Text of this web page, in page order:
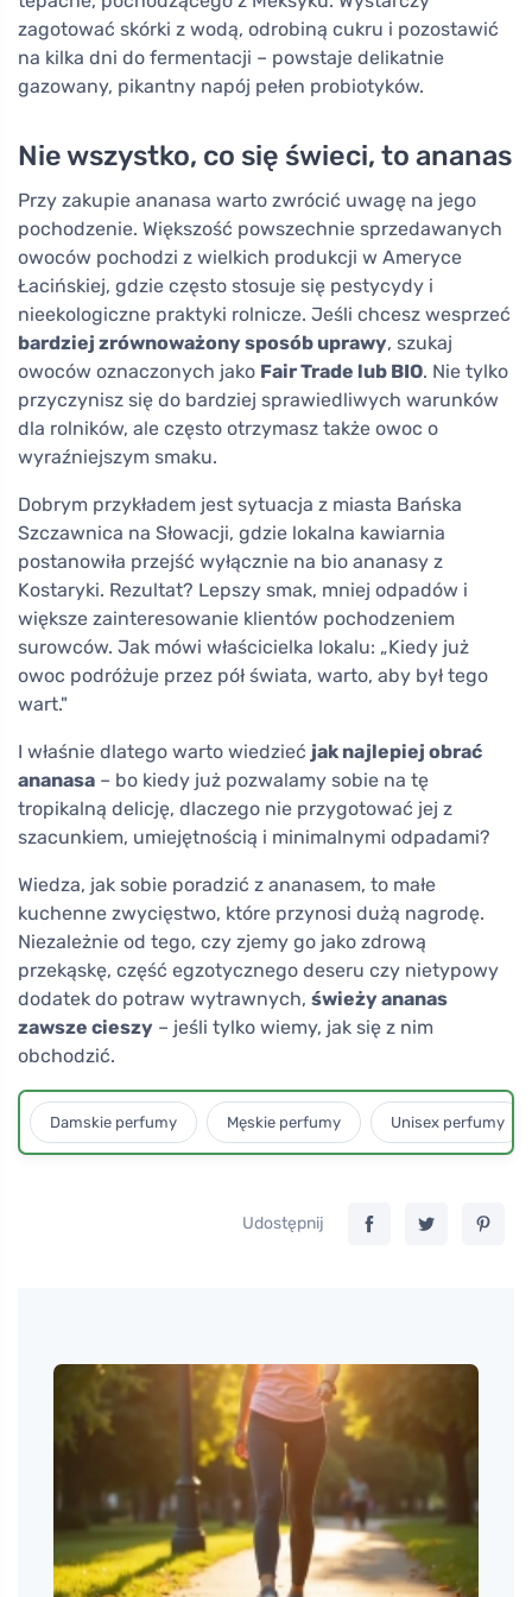
zagotować skórki z wodą, odrobiną cukru i pozostawić
na kilka dni do fermentacji – powstaje delikatnie
gazowany, pikantny napój pełen probiotyków.
Nie wszystko, co się świeci, to ananas
Przy zakupie ananasa warto zwrócić uwagę na jego
pochodzenie. Większość powszechnie sprzedawanych
owoców pochodzi z wielkich produkcji w Ameryce
Łacińskiej, gdzie często stosuje się pestycydy i
nieekologiczne praktyki rolnicze. Jeśli chcesz wesprzeć
bardziej zrównoważony sposób uprawy, szukaj
owoców oznaczonych jako Fair Trade lub BIO. Nie tylko
przyczynisz się do bardziej sprawiedliwych warunków
dla rolników, ale często otrzymasz także owoc o
wyraźniejszym smaku.
Dobrym przykładem jest sytuacja z miasta Bańska
Szczawnica na Słowacji, gdzie lokalna kawiarnia
postanowiła przejść wyłącznie na bio ananasy z
Kostaryki. Rezultat? Lepszy smak, mniej odpadów i
większe zainteresowanie klientów pochodzeniem
surowców. Jak mówi właścicielka lokalu: „Kiedy już
owoc podróżuje przez pół świata, warto, aby był tego
wart."
I właśnie dlatego warto wiedzieć jak najlepiej obrać
ananasa – bo kiedy już pozwalamy sobie na tę
tropikalną delicję, dlaczego nie przygotować jej z
szacunkiem, umiejętnością i minimalnymi odpadami?
Wiedza, jak sobie poradzić z ananasem, to małe
kuchenne zwycięstwo, które przynosi dużą nagrodę.
Niezależnie od tego, czy zjemy go jako zdrową
przekąskę, część egzotycznego deseru czy nietypowy
dodatek do potraw wytrawnych, świeży ananas
zawsze cieszy – jeśli tylko wiemy, jak się z nim
obchodzić.
Damskie perfumy Męskie perfumy Unisex perfumy
Udostępnij